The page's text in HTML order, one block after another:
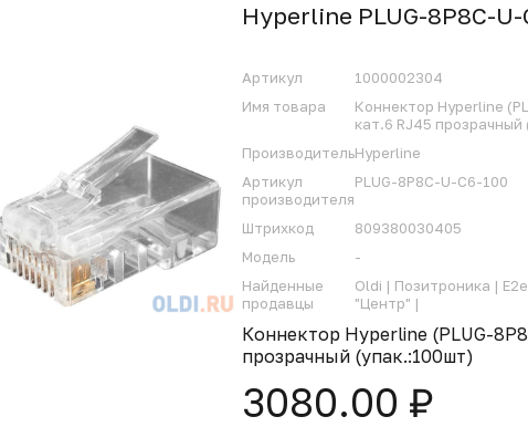
Hyperline PLUG-8P8C-
Артикул
1000002304
Имя товара
Коннектор Hyperline
кат.6 RJ45
ПроизводительHyperline
Артикул
производителя
PLUG-8P8C-U-C6-100
Штрихкод
809380030405
Модель
-
Найденные
продавцы
Oldi | Позитроника |
"Центр" |
Коннектор Hyperline (PLUG-
прозрачный (упак.:100шт)
3080.00 ₽